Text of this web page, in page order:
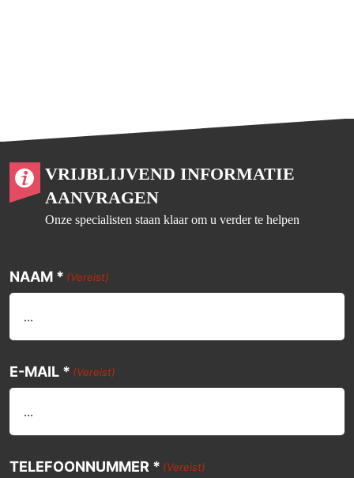
VRIJBLIJVEND INFORMATIE
AANVRAGEN
Onze specialisten staan klaar om u verder te helpen
NAAM * (Vereist)
E-MAIL * (Vereist)
TELEFOONNUMMER * (Vereist)